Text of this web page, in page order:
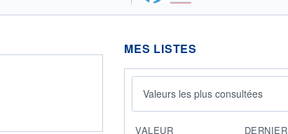
MES LISTES
Valeurs les plus consultées
VALEUR DERNIER